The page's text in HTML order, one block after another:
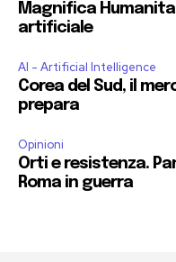
Magnifica
artificiale
AI - Artificial Intelligence
Corea del Sud, il
prepara
Opinioni
Orti e resistenza.
Roma in guerra